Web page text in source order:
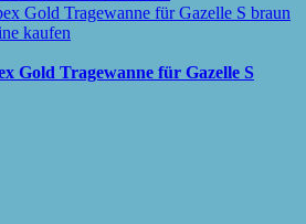
Gold Tragewanne für Gazelle S